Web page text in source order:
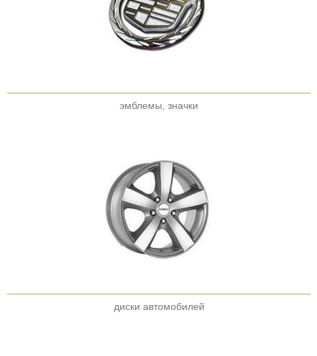
эмблемы, значки
диски автомобилей